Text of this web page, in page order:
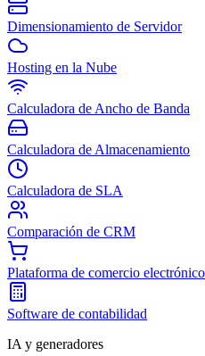
Dimensionamiento de Servidor
Hosting en la Nube
Calculadora de Ancho de Banda
Calculadora de Almacenamiento
Calculadora de SLA
Comparación de CRM
Plataforma de comercio electrónico
Software de contabilidad
IA y generadores